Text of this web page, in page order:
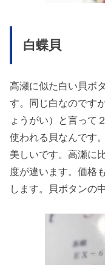
白蝶貝
高瀬に似た白い貝ボ
す。同じ白なのです
ょうがい）と言って
使われる貝なんです
美しいです。高瀬に
度が違います。価格
します。貝ボタンの